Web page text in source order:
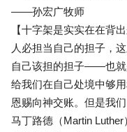
——孙宏广牧师
【十字架是实实在在背
人必担当自己的担子，
自己该担的担子——也就
给我们在自己处境中够
恩赐向神交账。但是我
马丁路德（Martin